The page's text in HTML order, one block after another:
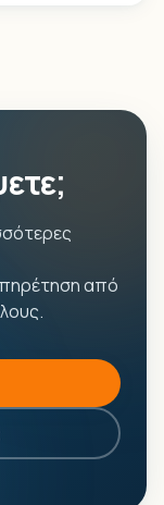
από